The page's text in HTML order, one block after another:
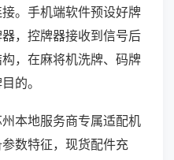
。手机端软件预设好牌
，控牌器接收到信号后
，在麻将机洗牌、码牌
的。
本地服务商专属适配机
数特征，现货配件充